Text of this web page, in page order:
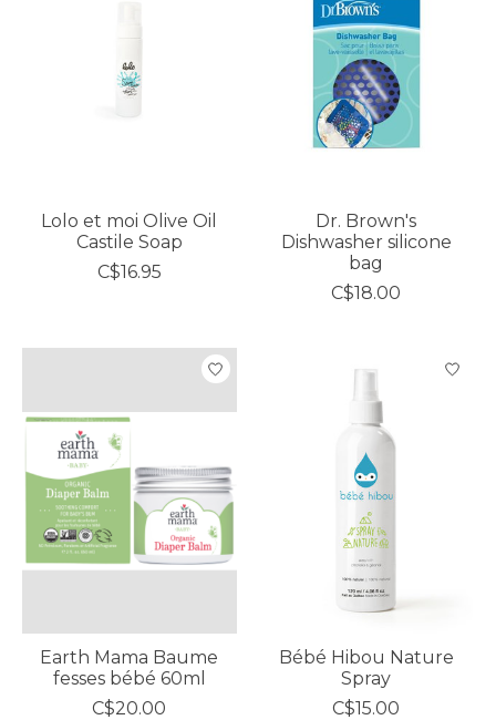
Lolo et moi Olive Oil
Castile Soap
C$16.95
Dr. Brown's
Dishwasher silicone
bag
C$18.00
Earth Mama Baume
fesses bébé 60ml
C$20.00
Bébé Hibou Nature
Spray
C$15.00